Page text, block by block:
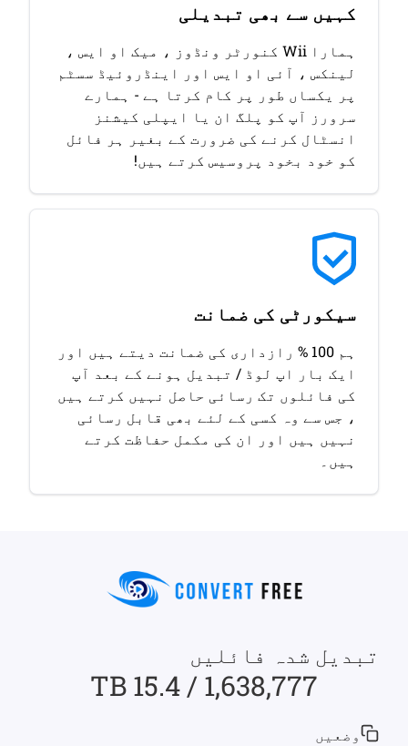
کہیں سے بھی تبدیلی
ہمارا Wii کنورٹر ونڈوز ، میک او ایس ،
لینکس ، آئی او ایس اور اینڈروئیڈ سسٹم
پر یکساں طور پر کام کرتا ہے - ہمارے
سرورز آپ کو پلگ ان یا ایپلی کیشنز
انسٹال کرنے کی ضرورت کے بغیر ہر فائل
کو خود بخود پروسیس کرتے ہیں!
سیکورٹی کی ضمانت
ہم 100 % رازداری کی ضمانت دیتے ہیں اور
ایک بار اپ لوڈ / تبدیل ہونے کے بعد آپ
کی فائلوں تک رسائی حاصل نہیں کرتے ہیں
، جس سے وہ کسی کے لئے بھی قابل رسائی
نہیں ہیں اور ان کی مکمل حفاظت کرتے
ہیں۔
تبدیل شدہ فائلیں
1,638,777 / 15.4 TB
وضعیں